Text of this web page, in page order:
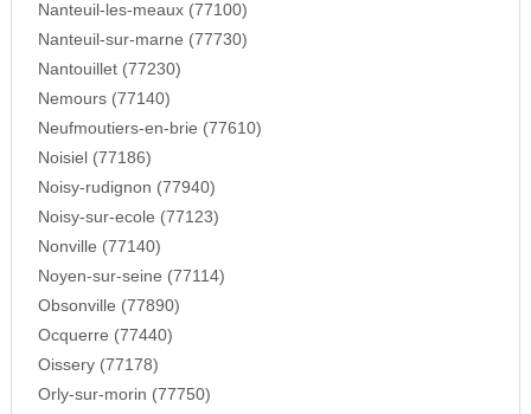
Nanteuil-les-meaux (77100)
Nanteuil-sur-marne (77730)
Nantouillet (77230)
Nemours (77140)
Neufmoutiers-en-brie (77610)
Noisiel (77186)
Noisy-rudignon (77940)
Noisy-sur-ecole (77123)
Nonville (77140)
Noyen-sur-seine (77114)
Obsonville (77890)
Ocquerre (77440)
Oissery (77178)
Orly-sur-morin (77750)